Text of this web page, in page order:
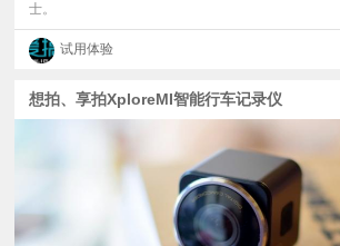
士。
试用体验
想拍、享拍XploreMI智能行车记录仪